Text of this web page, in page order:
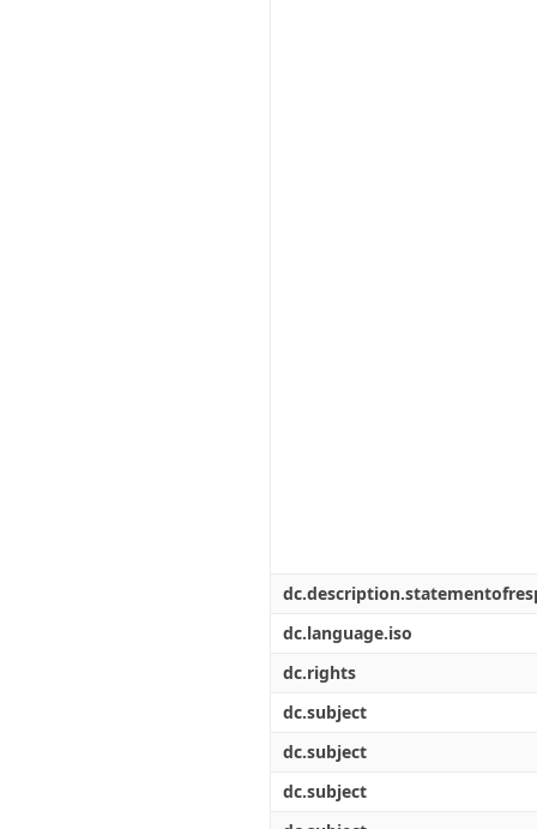
dc.language.iso
dc.rights
dc.subject
dc.subject
dc.subject